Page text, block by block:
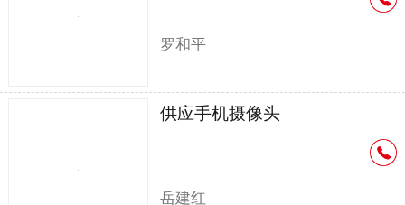
罗和平
供应手机摄像头
岳建红